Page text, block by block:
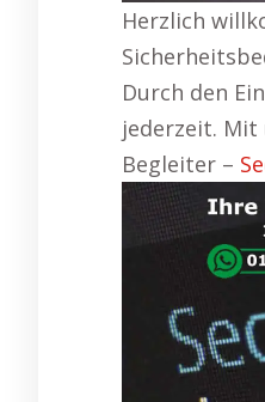
Herzlich
Durch den
jederzeit. Mit
Begleiter –